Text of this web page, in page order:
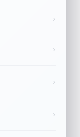
›
›
›
›